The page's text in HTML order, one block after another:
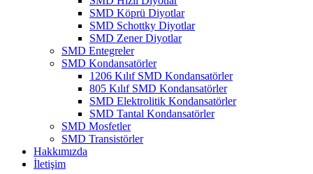
SMD Köprü Diyotlar
SMD Schottky Diyotlar
SMD Zener Diyotlar
SMD Entegreler
SMD Kondansatörler
1206 Kılıf SMD Kondansatörler
805 Kılıf SMD Kondansatörler
SMD Elektrolitik Kondansatörler
SMD Tantal Kondansatörler
SMD Mosfetler
SMD Transistörler
Hakkımızda
İletişim